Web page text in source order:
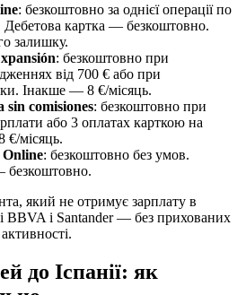
: безкоштовно за однієї операції по
Дебетова картка — безкоштовно.
залишку.
: безкоштовно при
від 700 € або при
Інакше — 8 €/місяць.
comisiones: безкоштовно при
або 3 оплатах карткою на
€/місяць.
: безкоштовно без умов.
безкоштовно.
який не отримує зарплату в
BBVA і Santander — без прихованих
до Іспанії: як